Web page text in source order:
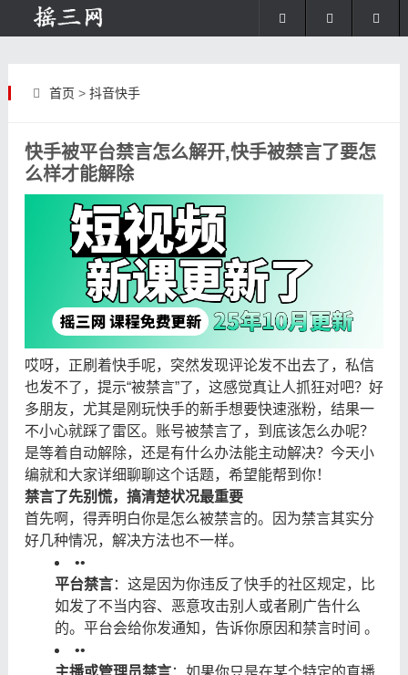
首页 > 抖音快手
快手被平台禁言怎么解开,快手被禁言了要怎
么样才能解除
哎呀，正刷着快手呢，突然发现评论发不出去了，私信
也发不了，提示“被禁言”了，这感觉真让人抓狂对吧？好
多朋友，尤其是刚玩快手的新手想要快速涨粉，结果一
不小心就踩了雷区。账号被禁言了，到底该怎么办呢？
是等着自动解除，还是有什么办法能主动解决？今天小
编就和大家详细聊聊这个话题，希望能帮到你！
禁言了先别慌，搞清楚状况最重要
首先啊，得弄明白你是怎么被禁言的。因为禁言其实分
好几种情况，解决方法也不一样。
••
平台禁言：这是因为你违反了快手的社区规定，比
如发了不当内容、恶意攻击别人或者刷广告什么
的。平台会给你发通知，告诉你原因和禁言时间 。
••
主播或管理员禁言：如果你只是在某个特定的直播